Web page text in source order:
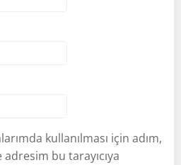
kullanılması için adım,
bu tarayıcıya